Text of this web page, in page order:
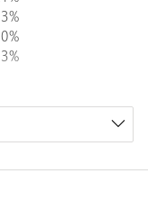
（横〇、縦〇概ね入
を留めることが可能
通勤・通学・お出か
3%
0%
3%